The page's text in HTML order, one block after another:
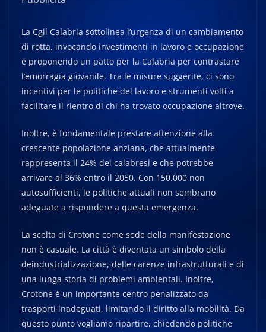
La Cgil Calabria sottolinea l’urgenza di un cambiamento
di rotta, invocando investimenti in lavoro e occupazione
e proponendo un patto per la Calabria per contrastare
l’emorragia giovanile. Tra le misure suggerite, ci sono
incentivi per le politiche del lavoro e strumenti volti a
facilitare il rientro di chi ha trovato occupazione altrove.
Inoltre, è fondamentale prestare attenzione alla
crescente popolazione anziana, che attualmente
rappresenta il 24% dei calabresi e che potrebbe
arrivare al 36% entro il 2050. Con 150.000 non
autosufficienti, le politiche attuali non sembrano
adeguate a rispondere a questa emergenza.
La scelta di Crotone come sede della manifestazione
non è casuale. La città è diventata un simbolo della
deindustrializzazione, delle carenze infrastrutturali e di
una lunga storia di problemi ambientali. Inoltre,
Crotone è un importante centro penalizzato da
trasporti inadeguati, limitando il diritto alla mobilità. Da
questo punto vogliamo ripartire, chiedendo politiche